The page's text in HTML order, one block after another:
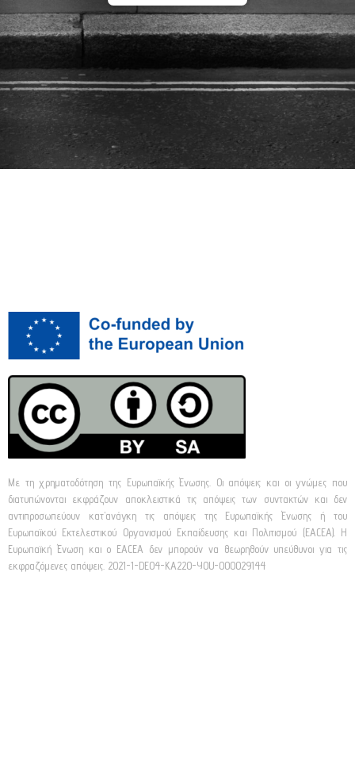
Με τη χρηματοδότηση της Ευρωπαϊκής Ένωσης. Οι απόψεις και οι γνώμες που
διατυπώνονται εκφράζουν αποκλειστικά τις απόψεις των συντακτών και δεν
αντιπροσωπεύουν κατ’ανάγκη τις απόψεις της Ευρωπαϊκής Ένωσης ή του
Ευρωπαϊκού Εκτελεστικού Οργανισμού Εκπαίδευσης και Πολιτισμού (EACEA). Η
Ευρωπαϊκή Ένωση και ο EACEA δεν μπορούν να θεωρηθούν υπεύθυνοι για τις
εκφραζόμενες απόψεις. 2021-1-DE04-KA220-YOU-000029144